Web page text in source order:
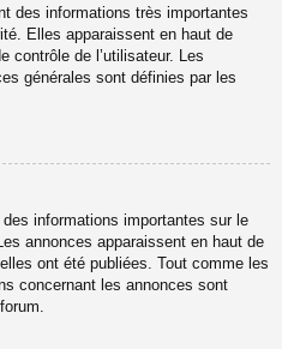
des informations très importantes
Elles apparaissent en haut de
contrôle de l’utilisateur. Les
générales sont définies par les
informations importantes sur le
annonces apparaissent en haut de
ont été publiées. Tout comme les
concernant les annonces sont